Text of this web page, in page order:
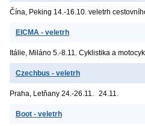
Čína, Peking 14.-16.10. veletrh
EICMA - veletrh
Itálie, Miláno 5.-8.11. Cyklistika a
Czechbus - veletrh
Praha, Letňany 24.-26.11. 24.11.
Boot - veletrh